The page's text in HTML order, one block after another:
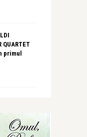
QUARTET
primul